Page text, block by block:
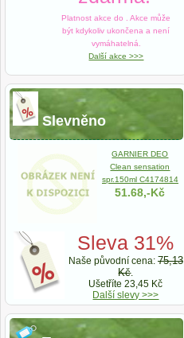
Platnost akce do
. Akce může
být kdykoliv ukončena a není
vymáhatelná.
Další akce >>>
Slevněno
GARNIER DEO
Clean sensation
spr.150ml C4174814
51.68,-Kč
Sleva 31%
Naše původní cena: 75,13
Kč.
Ušetříte 23,45 Kč
Další slevy >>>